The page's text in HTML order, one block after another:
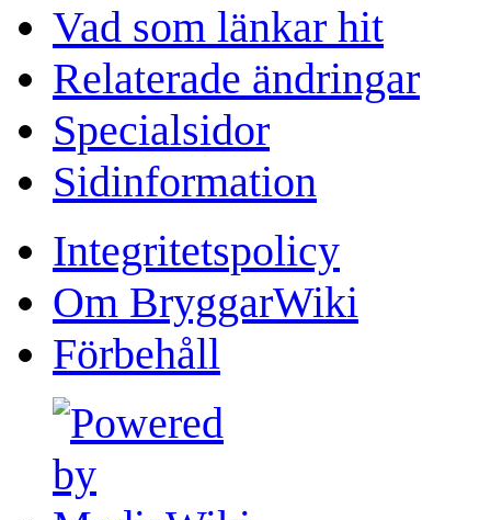
Vad som länkar hit
Relaterade ändringar
Specialsidor
Sidinformation
Integritetspolicy
Om BryggarWiki
Förbehåll